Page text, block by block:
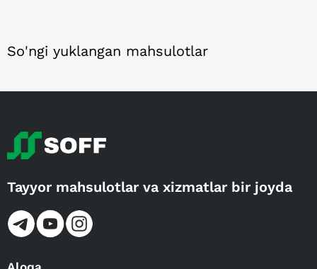
So'ngi yuklangan mahsulotlar
Tayyor mahsulotlar va xizmatlar bir joyda